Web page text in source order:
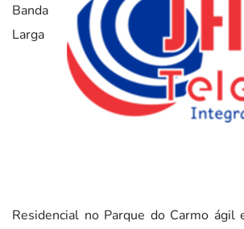
Banda
Larga
Residencial no Parque do Carmo ágil